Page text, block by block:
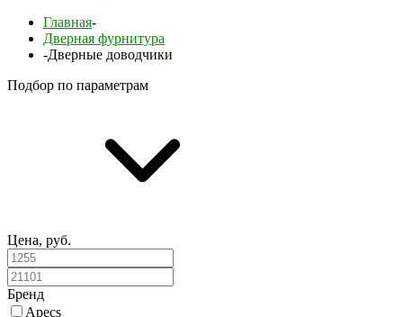
Главная-
Дверная фурнитура
-Дверные доводчики
Подбор по параметрам
Цена, руб.
Бренд
Apecs